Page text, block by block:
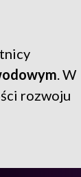
. W
rozwoju